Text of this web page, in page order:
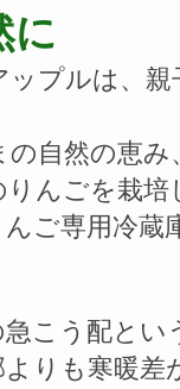
に
ップルは、
の自然の恵
りんごを栽
ご専用冷蔵
急こう配と
よりも寒暖